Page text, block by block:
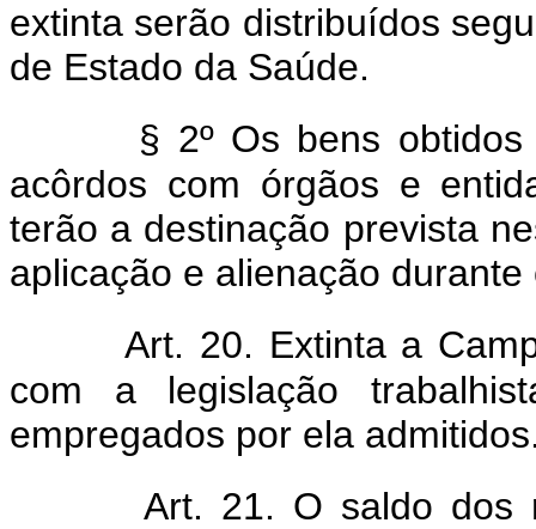
extinta serão distribuídos
de Estado da Saúde.
§ 2º Os bens
acôrdos com órgãos e
terão a destinação prevista
aplicação e alienação
Art. 20. Extinta a
com a legislação
empregados por ela
Art. 21. O saldo dos